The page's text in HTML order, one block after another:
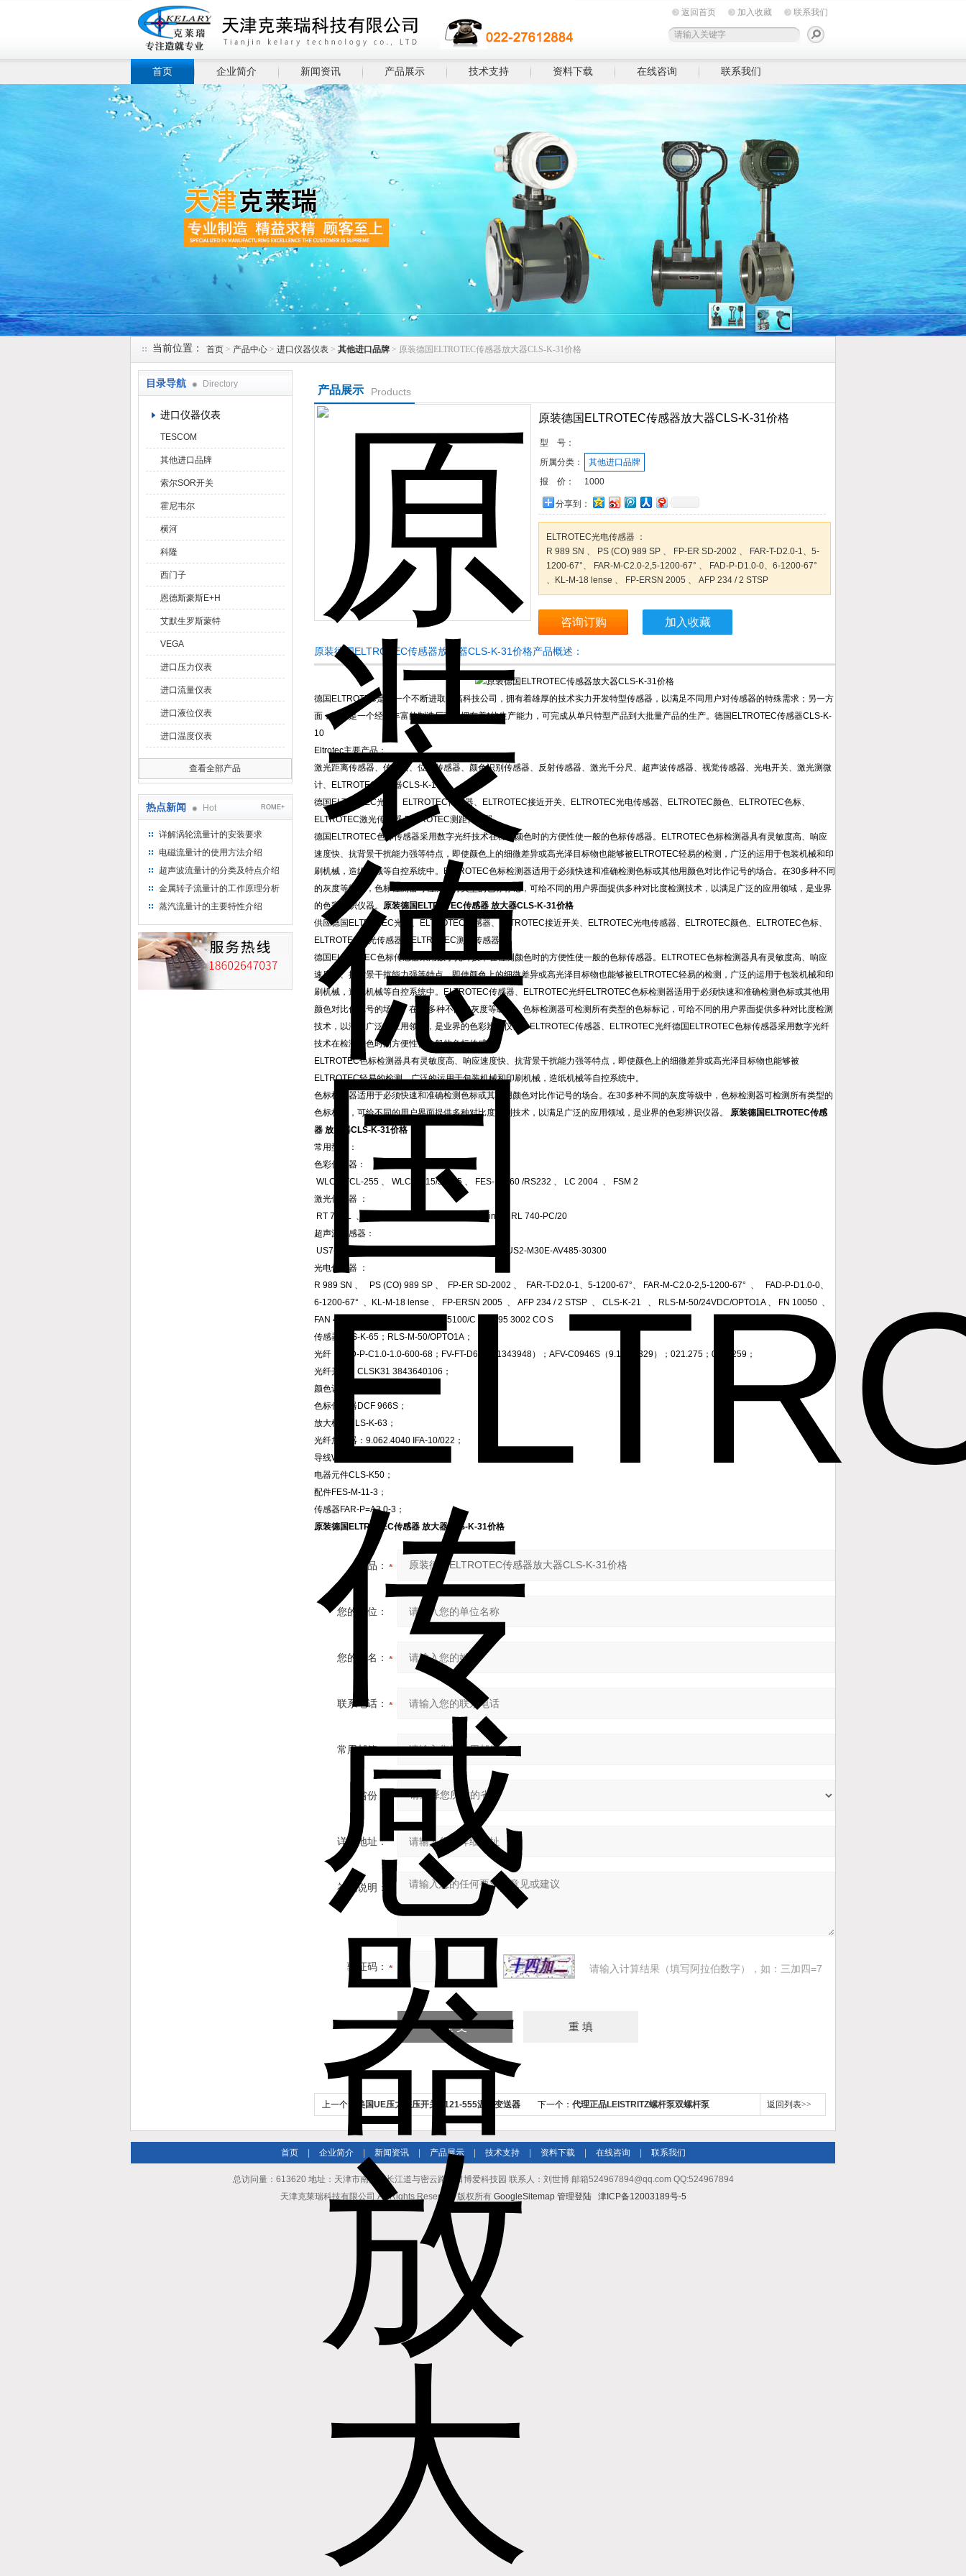
返回首页 加入收藏 联系我们
首页 企业简介 新闻资讯 产品展示 技术支持 资料下载 在线咨询 联系我们
当前位置： 首页 > 产品中心 > 进口仪器仪表 > 其他进口品牌 > 原装德国ELTROTEC传感器放大器CLS-K-31价格
目录导航 Directory
进口仪器仪表
TESCOM
其他进口品牌
索尔SOR开关
霍尼韦尔
横河
科隆
西门子
恩德斯豪斯E+H
艾默生罗斯蒙特
VEGA
进口压力仪表
进口流量仪表
进口液位仪表
进口温度仪表
查看全部产品
热点新闻 Hot ROME+
详解涡轮流量计的安装要求
电磁流量计的使用方法介绍
超声波流量计的分类及特点介绍
金属转子流量计的工作原理分析
蒸汽流量计的主要特性介绍
产品展示 Products
原装德国ELTROTEC传感器放大器CLS-K-31价格
型 号：
所属分类：
其他进口品牌
报 价：
1000
分享到：
ELTROTEC光电传感器 ：
R 989 SN 、 PS (CO) 989 SP 、 FP-ER SD-2002 、 FAR-T-D2.0-1、5-
1200-67°、 FAR-M-C2.0-2,5-1200-67° 、 FAD-P-D1.0-0、6-1200-67°
、KL-M-18 lense 、 FP-ERSN 2005 、 AFP 234 / 2 STSP
咨询订购 加入收藏
原装德国ELTROTEC传感器放大器CLS-K-31价格产品概述：
德国ELTROTEC是是一个不断进取的高科技公司，拥有着雄厚的技术实力开发特型传感器，以满足不同用户对传感器的特殊需求；另一方
面，它又是一个经验丰富的制造厂商，拥有着*的生产能力，可完成从单只特型产品到大批量产品的生产。德国ELTROTEC传感器CLS-K-
10
Eltrotec主要产品：
激光距离传感器、传感器、位移传感器、颜色识别传感器、反射传感器、激光千分尺、超声波传感器、视觉传感器、光电开关、激光测微
计、ELTROTEC传感器CLS-K-10
德国ELTROTEC光纤、ELTROTEC传感器、ELTROTEC接近开关、ELTROTEC光电传感器、ELTROTEC颜色、ELTROTEC色标、
ELTROTEC激光传感器 ELTROTEC测距传感器
德国ELTROTEC色标传感器采用数字光纤技术在检测颜色时的方便性使一般的色标传感器。ELTROTEC色标检测器具有灵敏度高、响应
速度快、抗背景干扰能力强等特点，即使颜色上的细微差异或高光泽目标物也能够被ELTROTEC轻易的检测，广泛的运用于包装机械和印
刷机械，造纸机械等自控系统中。ELTROTEC色标检测器适用于必须快速和准确检测色标或其他用颜色对比作记号的场合。在30多种不同
的灰度等级中，色标检测器可检测所有类型的色标标记，可给不同的用户界面提供多种对比度检测技术，以满足广泛的应用领域，是业界
的色彩辨识仪器。 原装德国ELTROTEC传感器 放大器CLS-K-31价格
供应德国ELTROTEC光纤、ELTROTEC传感器、ELTROTEC接近开关、ELTROTEC光电传感器、ELTROTEC颜色、ELTROTEC色标、
ELTROTEC激光传感器、ELTROTEC测距传感器
德国ELTROTEC色标传感器采用数字光纤技术在检测颜色时的方便性使一般的色标传感器。ELTROTEC色标检测器具有灵敏度高、响应
速度快、抗背景干扰能力强等特点，即使颜色上的细微差异或高光泽目标物也能够被ELTROTEC轻易的检测，广泛的运用于包装机械和印
刷机械，造纸机械等自控系统中。ELTROTEC传感器、ELTROTEC光纤ELTROTEC色标检测器适用于必须快速和准确检测色标或其他用
颜色对比作记号的场合。在30多种不同的灰度等级中，色标检测器可检测所有类型的色标标记，可给不同的用户界面提供多种对比度检测
技术，以满足广泛的应用领域，是业界的色彩辨识仪器。ELTROTEC传感器、ELTROTEC光纤德国ELTROTEC色标传感器采用数字光纤
技术在检测颜色时的方便性使一般的色标传感器。
ELTROTEC色标检测器具有灵敏度高、响应速度快、抗背景干扰能力强等特点，即使颜色上的细微差异或高光泽目标物也能够被
ELTROTEC轻易的检测，广泛的运用于包装机械和印刷机械，造纸机械等自控系统中。
色标检测器适用于必须快速和准确检测色标或其他用颜色对比作记号的场合。在30多种不同的灰度等级中，色标检测器可检测所有类型的
色标标记，可给不同的用户界面提供多种对比度检测技术，以满足广泛的应用领域，是业界的色彩辨识仪器。 原装德国ELTROTEC传感
器 放大器CLS-K-31价格
常用型号：
色彩传感器：
WLCS-TCL-255 、 WLCS-A15/50/3,5 、 FES-M-160 /RS232 、 LC 2004 、 FSM 2
激光传感器 ：
RT 74 / L 、 PS 4-TA 80/1 、 LLS 8 / 0.5 Q inv、 RL 740-PC/20
超声波传感器：
US7-M18-AVC-630 、 US4-M30-AVP-15150 、 US2-M30E-AV485-30300
光电传感器 ：
R 989 SN 、 PS (CO) 989 SP 、 FP-ER SD-2002 、 FAR-T-D2.0-1、5-1200-67°、 FAR-M-C2.0-2,5-1200-67° 、 FAD-P-D1.0-0、
6-1200-67° 、KL-M-18 lense 、 FP-ERSN 2005 、 AFP 234 / 2 STSP 、 CLS-K-21 、 RLS-M-50/24VDC/OPTO1A 、 FN 10050 、
FAN 4080 、 FALN 6005 、 LRD 5100/C 、 F 95 3002 CO S
传感器CLS-K-65；RLS-M-50/OPTO1A；
光纤：FAD-P-C1.0-1.0-600-68；FV-FT-D61（91343948）；AFV-C0946S（9.133.3329）；021.275；0810259；
光纤开关：CLSK31 3843640106；
颜色识别传感器LC2004；
色标传感器DCF 966S；
放大模块CLS-K-63；
光纤放大器：9.062.4040 IFA-10/022；
导线WRB11105；
电器元件CLS-K50；
配件FES-M-11-3；
传感器FAR-P=A3.0-3；
原装德国ELTROTEC传感器 放大器CLS-K-31价格
产品：
您的单位：
您的姓名：
联系电话：
常用邮箱：
省份：
详细地址：
补充说明：
验证码： 请输入计算结果（填写阿拉伯数字），如：三加四=7
上一个： 美国UE压力差压开关H121-555温度变送器 下一个： 代理正品LEISTRITZ螺杆泵双螺杆泵 返回列表>>
首页 企业简介 新闻资讯 产品展示 技术支持 资料下载 在线咨询 联系我们
总访问量：613620 地址：天津市南开区长江道与密云路交口博爱科技园 联系人：刘世博 邮箱524967894@qq.com QQ:524967894
天津克莱瑞科技有限公司 All Rights Reserved 版权所有 GoogleSitemap 管理登陆 津ICP备12003189号-5